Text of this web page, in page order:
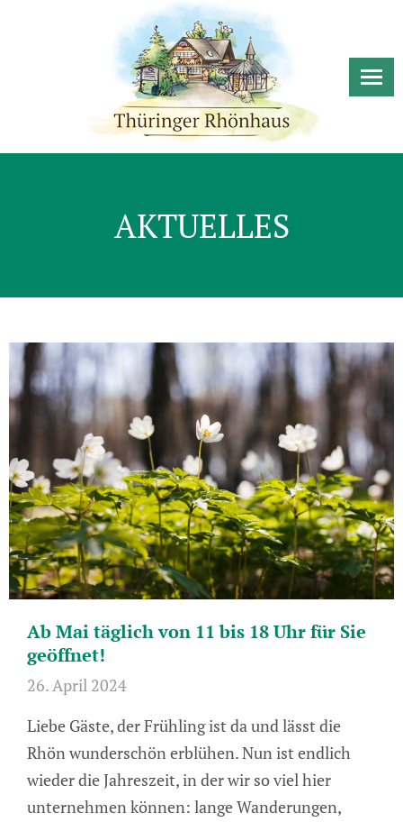
AKTUELLES
Ab Mai täglich von 11 bis 18 Uhr für Sie
geöffnet!
26. April 2024
Liebe Gäste, der Frühling ist da und lässt die
Rhön wunderschön erblühen. Nun ist endlich
wieder die Jahreszeit, in der wir so viel hier
unternehmen können: lange Wanderungen,